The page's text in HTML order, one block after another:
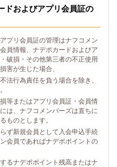
ドおよびアプリ会員証の
プリ会員証の管理はナフコメン
員情報、ナデポカードおよびア
破損・その他第三者の不正使用
害が生じた場合、
法行為責任を負う場合を除き、
等またはアプリ会員証・会員情
は、ナフコメンバーズは直ちに
ものとします。
ず新規会員として入会申込手続
会員であればナデポポイントの
るナデポポイント残高またはナ